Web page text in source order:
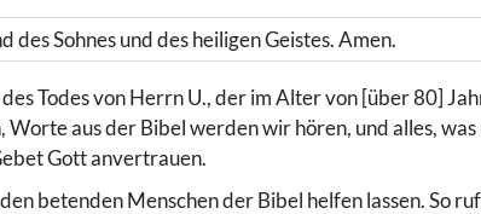
des Sohnes und des heiligen Geistes. Amen.
Todes von Herrn U., der im Alter von [über 80]
aus der Bibel werden wir hören, und alles, was
Gott anvertrauen.
betenden Menschen der Bibel helfen lassen. So